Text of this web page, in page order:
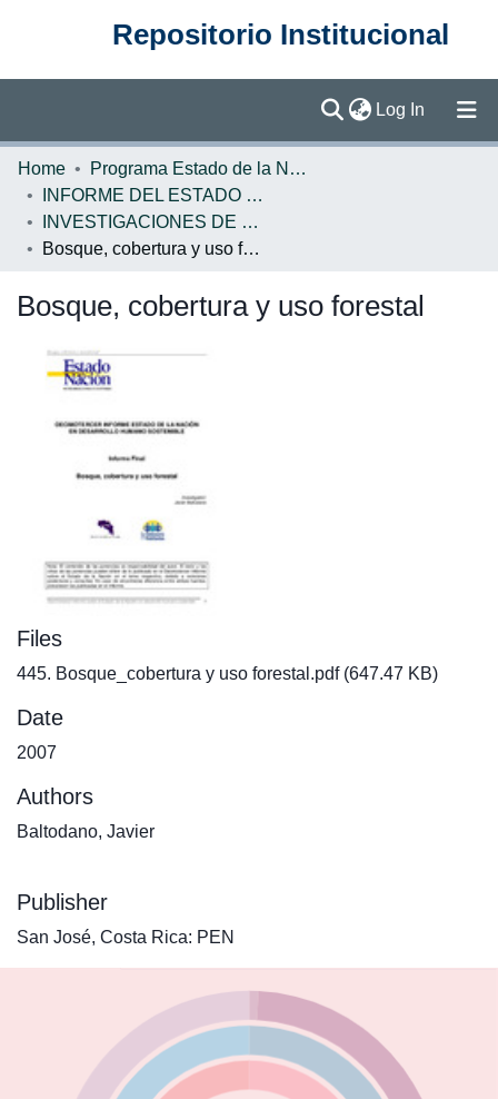
Repositorio Institucional
Log In (current)
Communities & Collections
Statistics
Home
Programa Estado de la Nación (PEN)
INFORME DEL ESTADO DE LA NACION
INVESTIGACIONES DE BASE EN
Bosque, cobertura y uso forestal
Bosque, cobertura y uso forestal
Files
445. Bosque_cobertura y uso forestal.pdf(647.47 KB)
Date
2007
Authors
Baltodano, Javier
Publisher
San José, Costa Rica: PEN